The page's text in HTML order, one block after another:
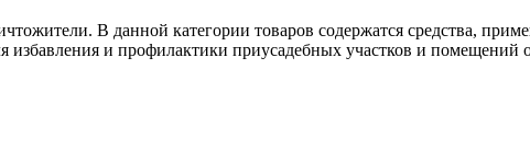
В данной категории товаров содержатся средства,
и профилактики приусадебных участков и помещений